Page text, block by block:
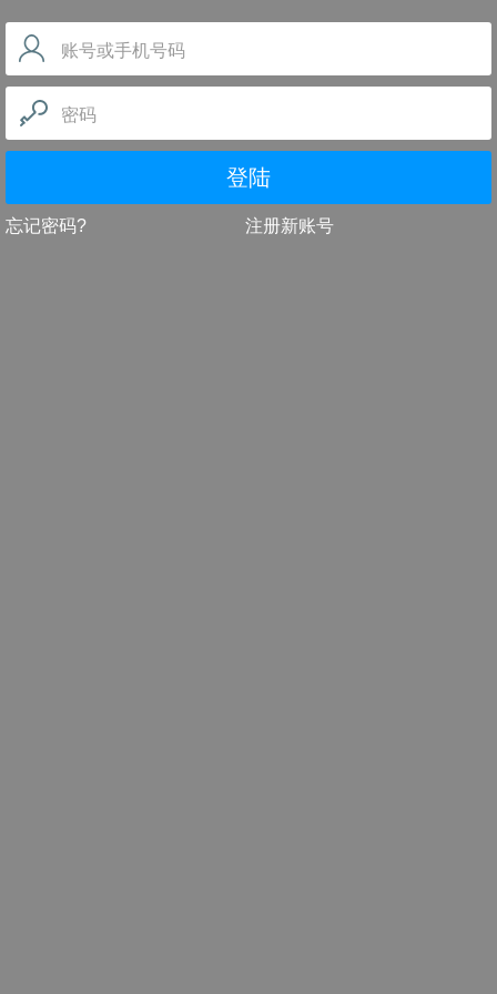
账号或手机号码
密码
登陆
忘记密码? 注册新账号